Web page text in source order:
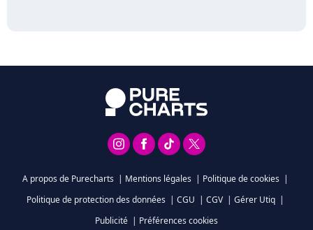
A propos de Purecharts | Mentions légales | Politique de cookies |
Politique de protection des données | CGU | CGV | Gérer Utiq |
Publicité | Préférences cookies